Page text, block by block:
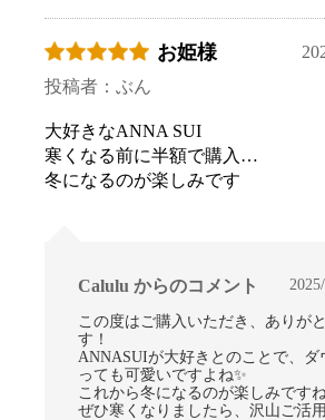
お姫様
投稿者：ぶん
大好きなANNA SUI
寒くなる前に半額で購入…
冬になるのが楽しみです
Calulu からのコメント
この度はご購入いただき、ありが
す！
ANNASUIが大好きとのことで、ダ
っても可愛いですよね✨
これから冬になるのが楽しみです
ぜひ寒くなりましたら、沢山ご活